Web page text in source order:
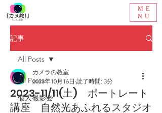
ME
NU
記事
All Posts
個人撮影会
All Posts
2023-11/11(土) ポートレート
講座 自然光あふれるスタジオ
カメラの教室
2023年10月16日 読了時間: 3分